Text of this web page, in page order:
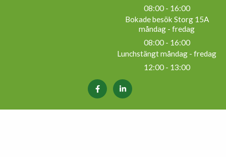
08:00 - 16:00
Bokade besök Storg 15A
måndag - fredag
08:00 - 16:00
Lunchstängt måndag - fredag
12:00 - 13:00